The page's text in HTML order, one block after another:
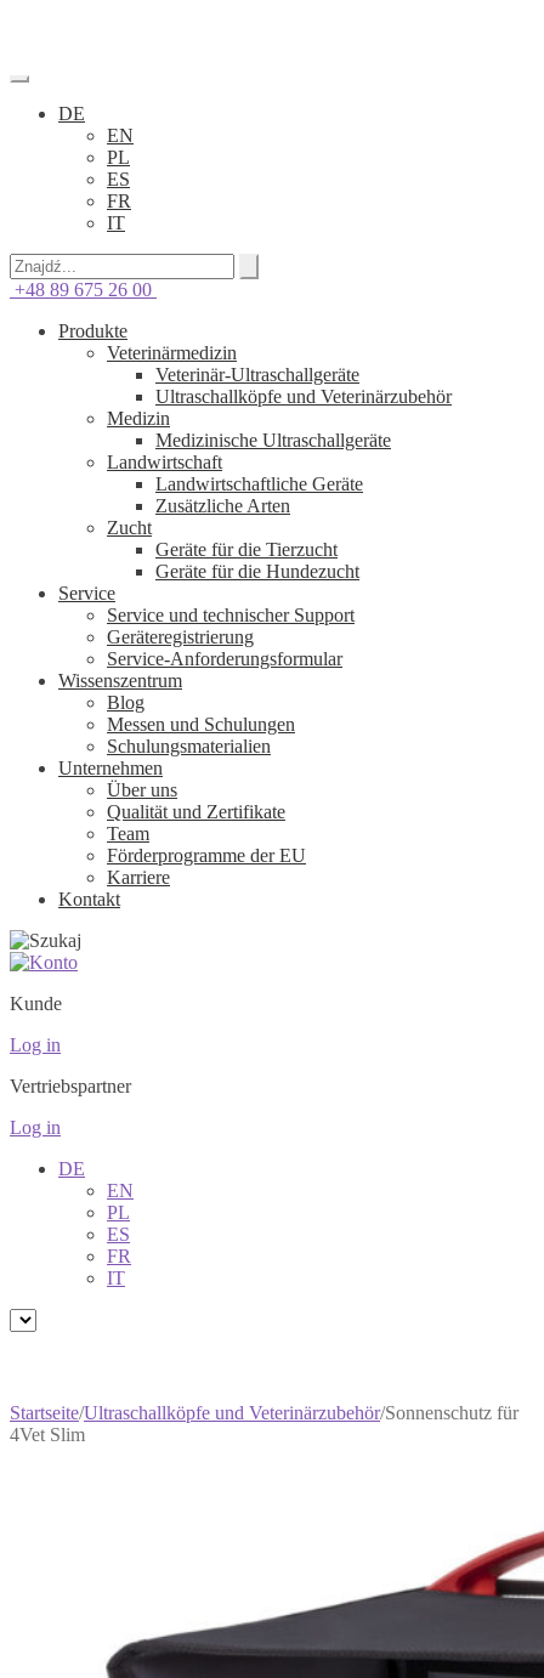
DE
EN
PL
ES
FR
IT
+48 89 675 26 00
Produkte
Veterinärmedizin
Veterinär-Ultraschallgeräte
Ultraschallköpfe und Veterinärzubehör
Medizin
Medizinische Ultraschallgeräte
Landwirtschaft
Landwirtschaftliche Geräte
Zusätzliche Arten
Zucht
Geräte für die Tierzucht
Geräte für die Hundezucht
Service
Service und technischer Support
Geräteregistrierung
Service-Anforderungsformular
Wissenszentrum
Blog
Messen und Schulungen
Schulungsmaterialien
Unternehmen
Über uns
Qualität und Zertifikate
Team
Förderprogramme der EU
Karriere
Kontakt
Kunde
Log in
Vertriebspartner
Log in
DE
EN
PL
ES
FR
IT
Startseite/Ultraschallköpfe und Veterinärzubehör/Sonnenschutz für
4Vet Slim